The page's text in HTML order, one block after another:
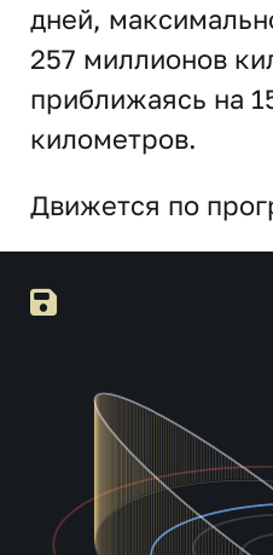
дней,
257 миллионов
приближаясь на
километров.
Движется по